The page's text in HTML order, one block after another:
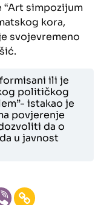
simpozijum
kora,
svojevremeno
ili je
političkog
istakao je
povjerenje
da o
u javnost